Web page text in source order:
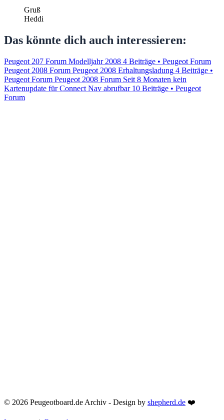
Gruß
Heddi
Das könnte dich auch interessieren:
Peugeot 207 Forum Modelljahr 2008 4 Beiträge • Peugeot Forum
Peugeot 2008 Forum Peugeot 2008 Erhaltungsladung 4 Beiträge •
Peugeot Forum Peugeot 2008 Forum Seit 8 Monaten kein
Kartenupdate für Connect Nav abrufbar 10 Beiträge • Peugeot
Forum
© 2026 Peugeotboard.de Archiv - Design by shepherd.de ❤️